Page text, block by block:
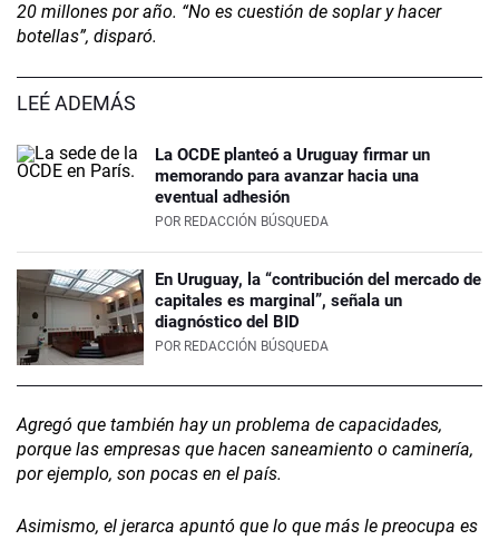
20 millones por año. “No es cuestión de soplar y hacer
botellas”, disparó.
LEÉ ADEMÁS
La OCDE planteó a Uruguay firmar un
memorando para avanzar hacia una
eventual adhesión
POR REDACCIÓN BÚSQUEDA
En Uruguay, la “contribución del mercado de
capitales es marginal”, señala un
diagnóstico del BID
POR REDACCIÓN BÚSQUEDA
Agregó que también hay un problema de capacidades,
porque las empresas que hacen saneamiento o caminería,
por ejemplo, son pocas en el país.
Asimismo, el jerarca apuntó que lo que más le preocupa es